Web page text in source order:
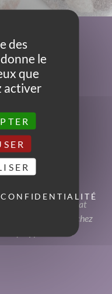
sur notre état
une consultation chez
qu’apporte cette
des
le
que
activer